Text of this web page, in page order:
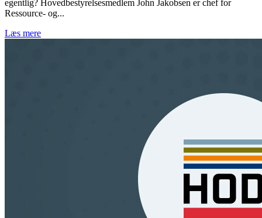
egentlig? Hovedbestyrelsesmedlem John Jakobsen er chef for
Ressource- og...
Læs mere